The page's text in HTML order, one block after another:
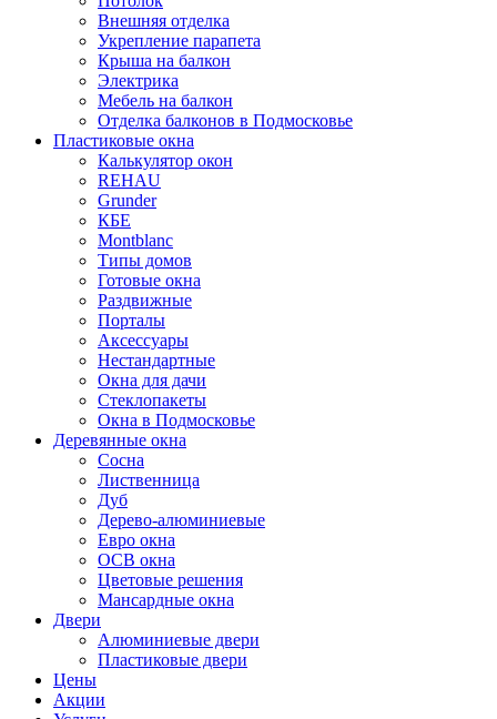
Внешняя отделка
Укрепление парапета
Крыша на балкон
Электрика
Мебель на балкон
Отделка балконов в Подмосковье
Пластиковые окна
Калькулятор окон
REHAU
Grunder
КБЕ
Montblanc
Типы домов
Готовые окна
Раздвижные
Порталы
Аксессуары
Нестандартные
Окна для дачи
Стеклопакеты
Окна в Подмосковье
Деревянные окна
Сосна
Лиственница
Дуб
Дерево-алюминиевые
Евро окна
ОСВ окна
Цветовые решения
Мансардные окна
Двери
Алюминиевые двери
Пластиковые двери
Цены
Акции